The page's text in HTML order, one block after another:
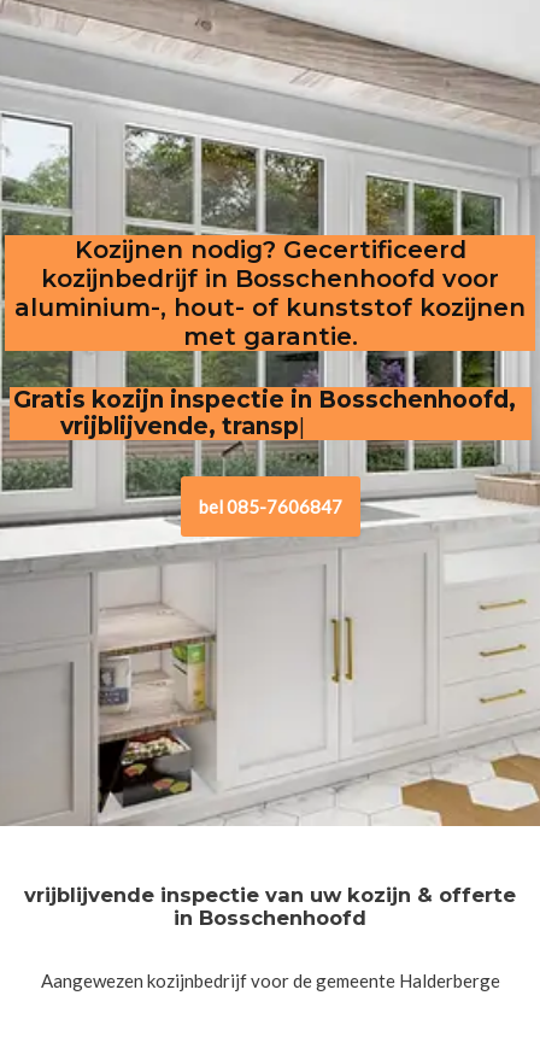
Kozijnen nodig? Gecertificeerd
kozijnbedrijf in Bosschenhoofd voor
aluminium-, hout- of kunststof kozijnen
met garantie.
Gratis kozijn inspectie in Bosschenhoofd,
vrijblijvende, transparante offerte
bel 085-7606847
vrijblijvende inspectie van uw kozijn & offerte
in Bosschenhoofd
Aangewezen kozijnbedrijf voor de gemeente Halderberge